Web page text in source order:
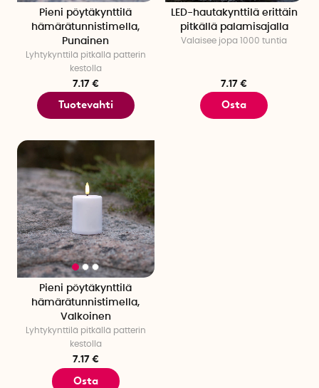
Pieni pöytäkynttilä
hämärätunnistimella,
Punainen
Lyhtykynttilä pitkällä patterin
kestolla
7.17 €
Tuotevahti
LED-hautakynttilä erittäin
pitkällä palamisajalla
Valaisee jopa 1000 tuntia
7.17 €
Osta
Pieni pöytäkynttilä
hämärätunnistimella,
Valkoinen
Lyhtykynttilä pitkällä patterin
kestolla
7.17 €
Osta